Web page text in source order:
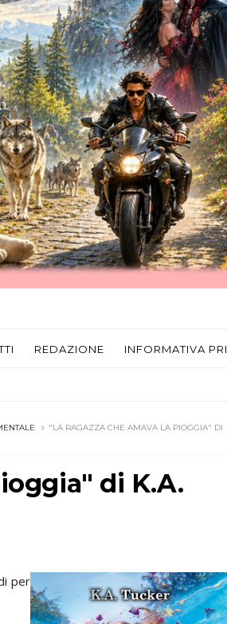
REDAZIONE INFORMATIVA
"LA RAGAZZA CHE AMAVA LA PIOGGIA" DI
di K.A.
per